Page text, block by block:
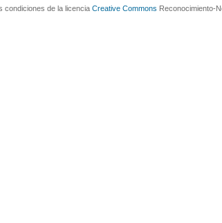
condiciones de la licencia Creative Commons Reconocimiento-